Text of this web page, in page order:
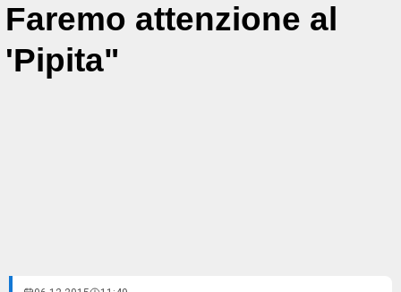
Faremo attenzione al
'Pipita"